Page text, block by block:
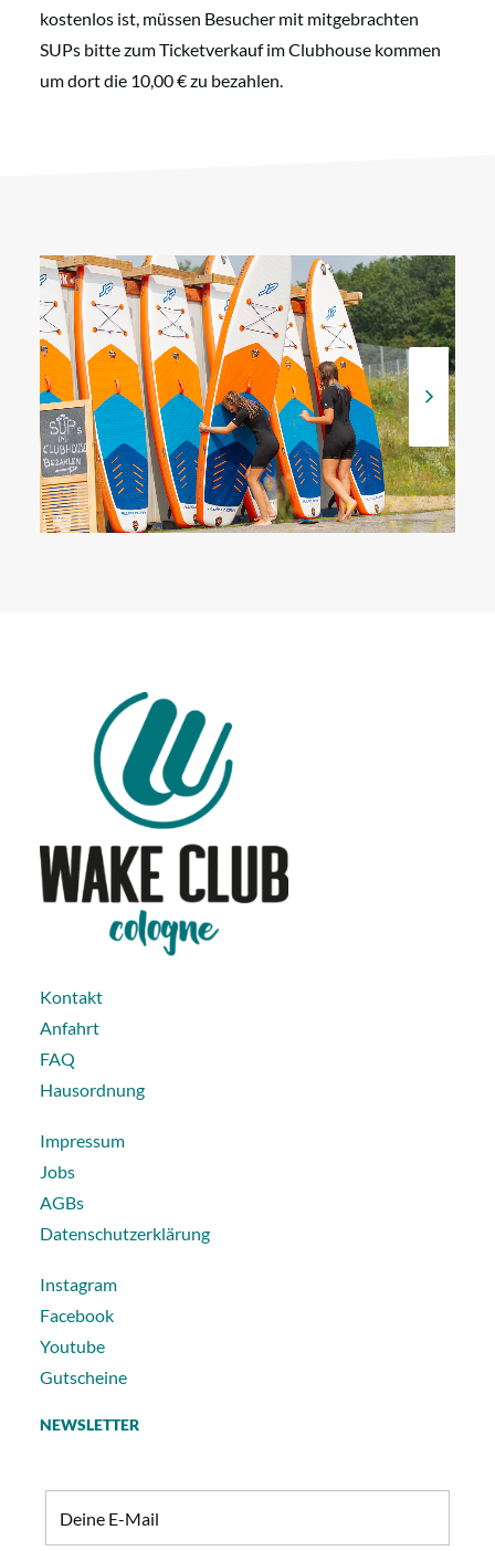
kostenlos ist, müssen Besucher mit mitgebrachten
SUPs bitte zum Ticketverkauf im Clubhouse kommen
um dort die 10,00 € zu bezahlen.
Kontakt
Anfahrt
FAQ
Hausordnung
Impressum
Jobs
AGBs
Datenschutzerklärung
Instagram
Facebook
Youtube
Gutscheine
NEWSLETTER